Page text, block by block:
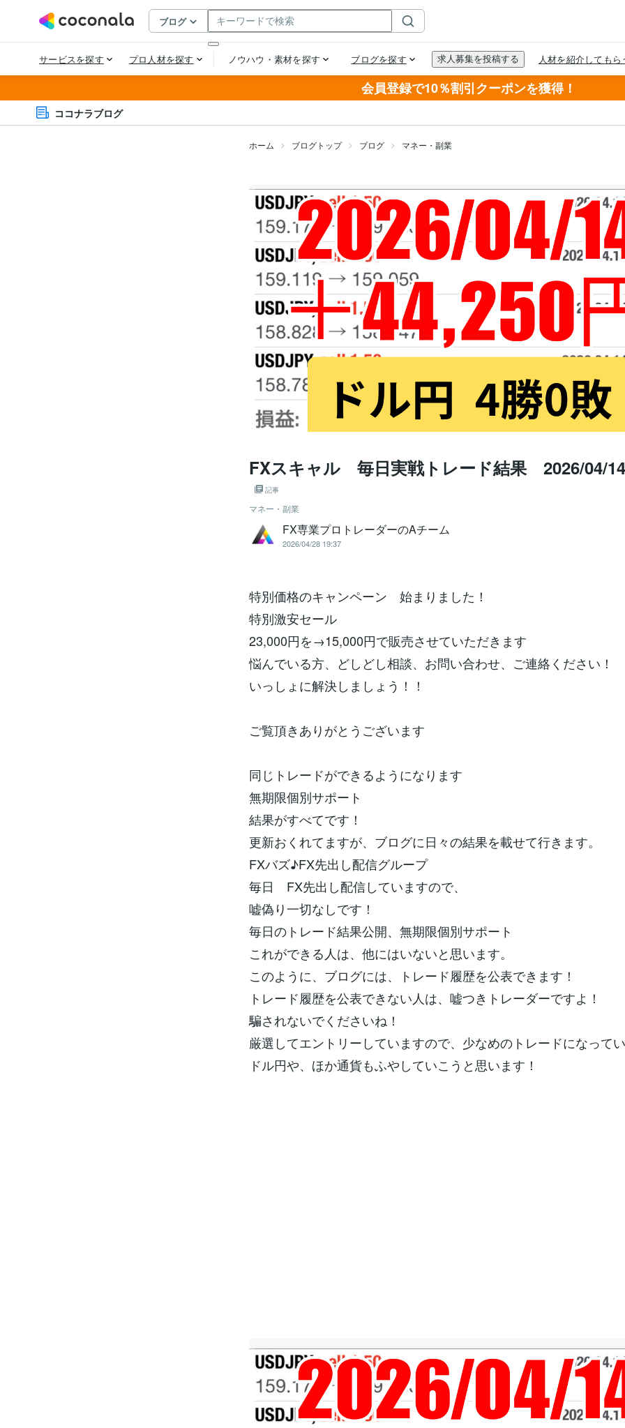
会員登録で10％割引クーポンを獲得！
ココナラブログ
ホーム ブログトップ ブログ マネー・副業
FXスキャル 毎日実戦トレード結果 2026/04/
記事
マネー・副業
FX専業プロトレーダーのAチーム
2026/04/28 19:37
特別価格のキャンペーン 始まりました！
特別激安セール
23,000円を→15,000円で販売させていただきます
悩んでいる方、どしどし相談、お問い合わせ、ご連絡ください！
いっしょに解決しましょう！！
ご覧頂きありがとうございます
同じトレードができるようになります
無期限個別サポート
結果がすべてです！
更新おくれてますが、ブログに日々の結果を載せて行きます。
FXバズ♪FX先出し配信グループ
毎日 FX先出し配信していますので、
嘘偽り一切なしです！
毎日のトレード結果公開、無期限個別サポート
これができる人は、他にはいないと思います。
このように、ブログには、トレード履歴を公表できます！
トレード履歴を公表できない人は、嘘つきトレーダーですよ！
騙されないでくださいね！
厳選してエントリーしていますので、少なめのトレードになって
ドル円や、ほか通貨もふやしていこうと思います！